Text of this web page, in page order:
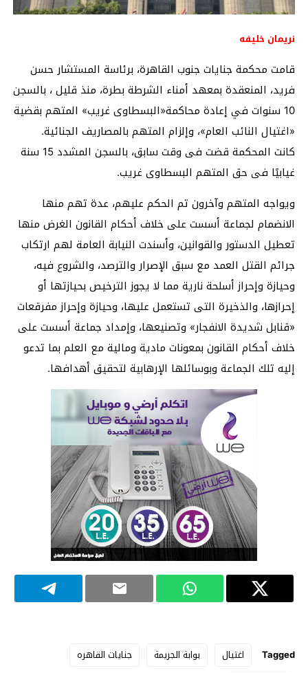
نريمان خليفه
قامت محكمة جنايات جنوب القاهرة، برئاسة المستشار حسن
فريد، المنعقدة بمعهد أمناء الشرطة بطرة، منذ قليل ، بالسجن
10 سنوات في إعادة محاكمة«البسطاوى غريب» المتهم بقضية
«اغتيال النائب العام»، وإلزام المتهم بالمصاريف الجنائية.
كانت المحكمة قضت فى وقت سابق، بالسجن المشدد 15 سنة
غيابيًا فى حق المتهم البسطاوى غريب.
ويواجه المتهم وآخرون تم الحكم عليهم، عدة تهم منها
الانضمام لجماعة أسست على خلاف أحكام القانون الغرض منها
تعطيل الدستور والقوانين، وأسندت النيابة العامة لهم ارتكاب
جرائم القتل العمد مع سبق الإصرار والترصد، والشروع فيه،
وحيازة وإحراز أسلحة نارية مما لا يجوز الترخيص بحيازتها أو
إحرازها، والذخيرة التى تستعمل عليها، وحيازة وإحراز مفرقعات
«قنابل شديدة الانفجار» وتصنيعها، وإمداد جماعة أسست على
خلاف أحكام القانون بمعونات مادية ومالية مع العلم بما تدعو
إليه تلك الجماعة وبوسائلها الإرهابية لتحقيق أهدافها.
Tagged اغتيال بوابة الجريمة
جنايات القاهره